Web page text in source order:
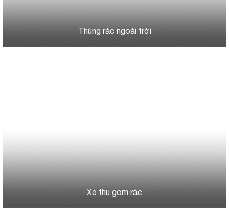
Thùng rác ngoài trời
Xe thu gom rác